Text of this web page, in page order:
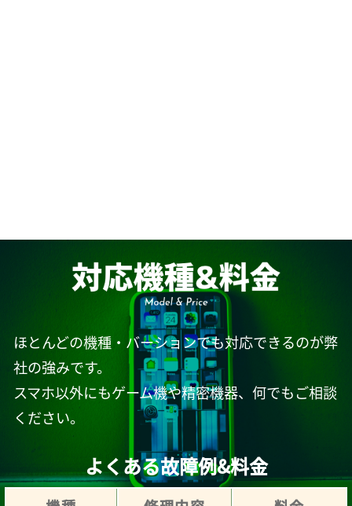
ほとんどの機種・バーションでも対応できるのが弊
社の強みです。
スマホ以外にもゲーム機や精密機器、何でもご相談
ください。
よくある故障例&料金